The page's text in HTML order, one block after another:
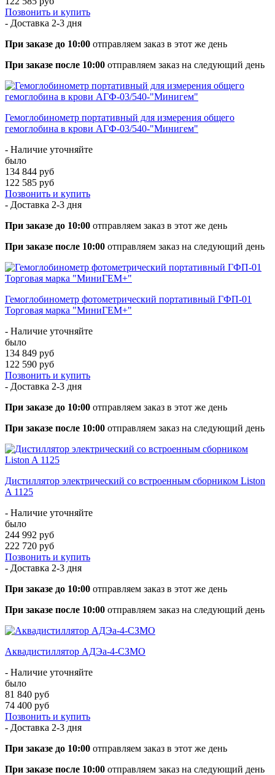
Позвонить и купить
- Доставка 2-3 дня
При заказе до 10:00 отправляем заказ в этот же день
При заказе после 10:00 отправляем заказ на следующий день
Гемоглобинометр портативный для измерения общего
гемоглобина в крови АГФ-03/540-"Минигем"
- Наличие уточняйте
было
134 844 руб
122 585 руб
Позвонить и купить
- Доставка 2-3 дня
При заказе до 10:00 отправляем заказ в этот же день
При заказе после 10:00 отправляем заказ на следующий день
Гемоглобинометр фотометрический портативный ГФП-01
Торговая марка "МиниГЕМ+"
- Наличие уточняйте
было
134 849 руб
122 590 руб
Позвонить и купить
- Доставка 2-3 дня
При заказе до 10:00 отправляем заказ в этот же день
При заказе после 10:00 отправляем заказ на следующий день
Дистиллятор электрический со встроенным сборником Liston
A 1125
- Наличие уточняйте
было
244 992 руб
222 720 руб
Позвонить и купить
- Доставка 2-3 дня
При заказе до 10:00 отправляем заказ в этот же день
При заказе после 10:00 отправляем заказ на следующий день
Аквадистиллятор АДЭа-4-СЗМО
- Наличие уточняйте
было
81 840 руб
74 400 руб
Позвонить и купить
- Доставка 2-3 дня
При заказе до 10:00 отправляем заказ в этот же день
При заказе после 10:00 отправляем заказ на следующий день